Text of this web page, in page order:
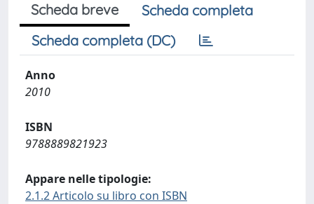
Scheda breve
Scheda completa
Scheda completa (DC)
Anno
2010
ISBN
9788889821923
Appare nelle tipologie:
2.1.2 Articolo su libro con ISBN